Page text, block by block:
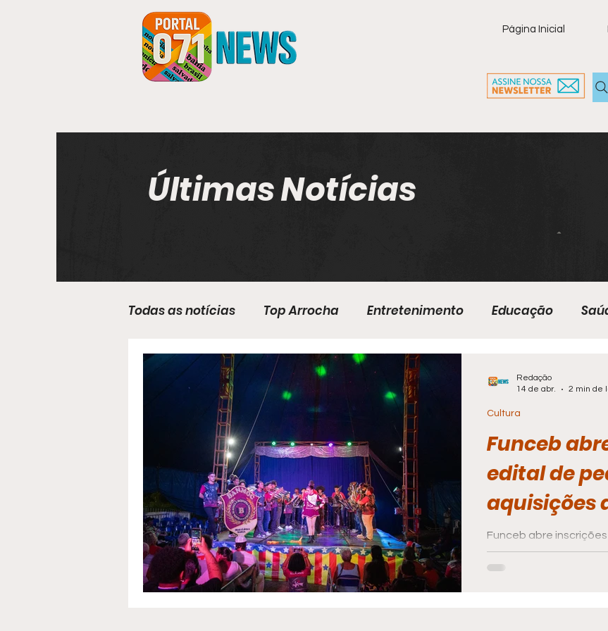
Página Inicial
Últimas Notícias
Todas as notícias Top Arrocha Entretenimento Educação
Mundo 071Cast Bahia Policial
Últimas Notícias Cidade Economia e Tecnologia
Economia Comportamento
Funceb
edital de
aquisições
Funceb abre
mil no fortalecimento
na Bahia. Inscrições até
Cultura
Redação
14 de abr.
2 min de